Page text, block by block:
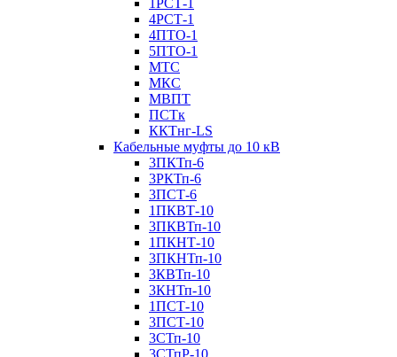
1РСТ-1
4РСТ-1
4ПТО-1
5ПТО-1
МТС
МКС
МВПТ
ПСТк
ККТнг-LS
Кабельные муфты до 10 кВ
3ПКТп-6
3РКТп-6
3ПСТ-6
1ПКВТ-10
3ПКВТп-10
1ПКНТ-10
3ПКНТп-10
3КВТп-10
3КНТп-10
1ПСТ-10
3ПСТ-10
3СТп-10
3СТпР-10